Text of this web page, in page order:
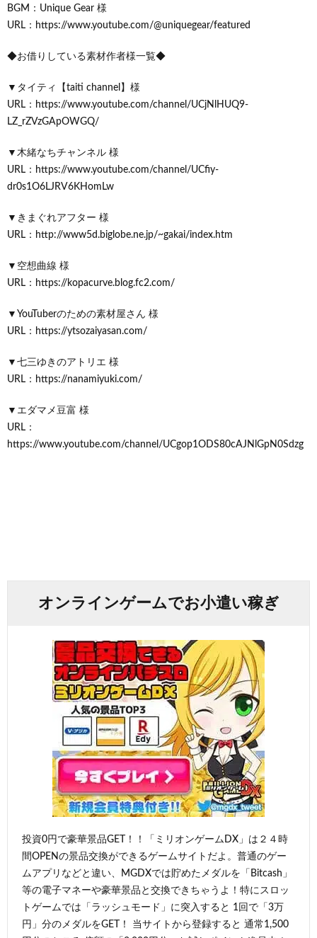
BGM：Unique Gear 様
URL：https://www.youtube.com/@uniquegear/featured
◆お借りしている素材作者様一覧◆
▼タイティ【taiti channel】様
URL：https://www.youtube.com/channel/UCjNlHUQ9-
LZ_rZVzGApOWGQ/
▼木緒なちチャンネル 様
URL：https://www.youtube.com/channel/UCfiy-
dr0s1O6LJRV6KHomLw
▼きまぐれアフター 様
URL：http://www5d.biglobe.ne.jp/~gakai/index.htm
▼空想曲線 様
URL：https://kopacurve.blog.fc2.com/
▼YouTuberのための素材屋さん 様
URL：https://ytsozaiyasan.com/
▼七三ゆきのアトリエ 様
URL：https://nanamiyuki.com/
▼エダマメ豆富 様
URL：
https://www.youtube.com/channel/UCgop1ODS80cAJNlGpN0Sdzg
オンラインゲームでお小遣い稼ぎ
投資0円で豪華景品GET！！「ミリオンゲームDX」は２４時
間OPENの景品交換ができるゲームサイトだよ。普通のゲー
ムアプリなどと違い、MGDXでは貯めたメダルを「Bitcash」
等の電子マネーや豪華景品と交換できちゃうよ！特にスロッ
トゲームでは「ラッシュモード」に突入すると 1回で「3万
円」分のメダルをGET！ 当サイトから登録すると 通常1,500